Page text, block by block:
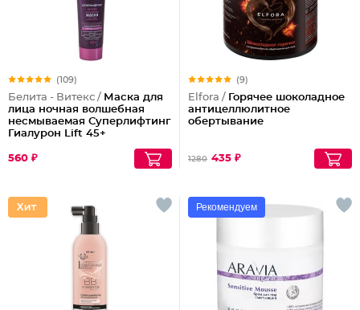
(109)
Белита - Витекс / Маска для
лица ночная волшебная
несмываемая Суперлифтинг
Гиалурон Lift 45+
560 ₽
(9)
Elfora / Горячее шоколадное
антицеллюлитное
обертывание
1280 435 ₽
Рекомендуем